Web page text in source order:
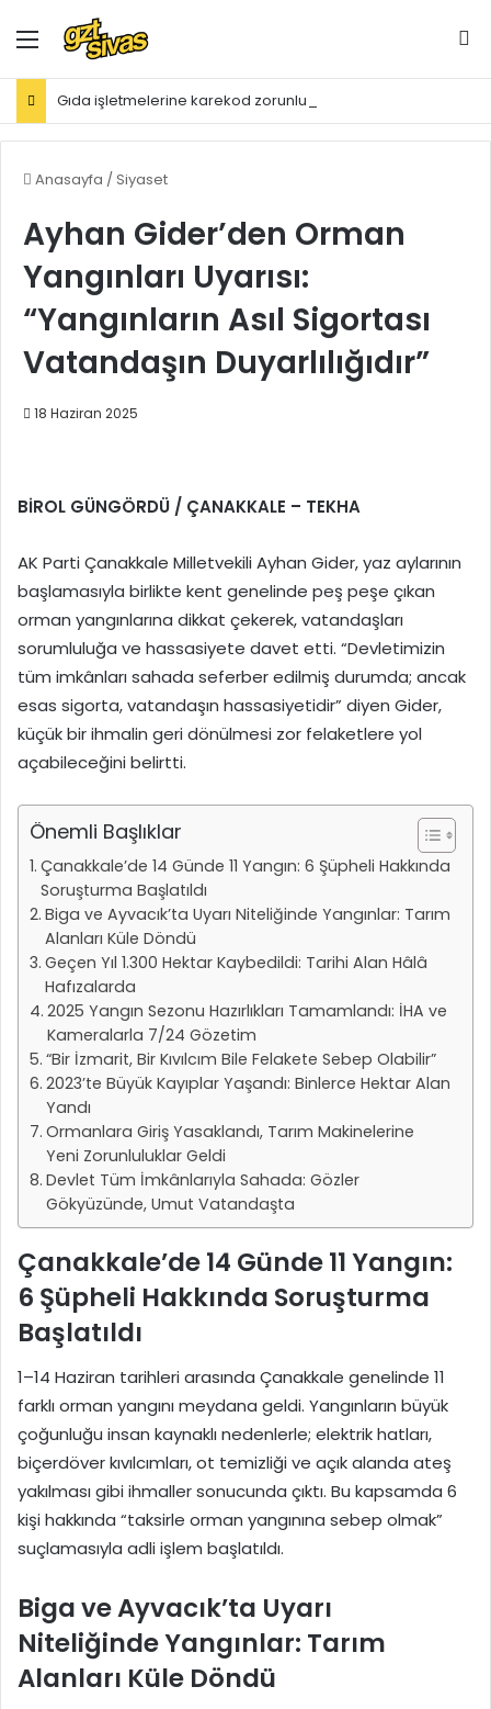
Menü
Gıda işletmelerine karekod zorunluluğu geldi
Anasayfa / Siyaset
Ayhan Gider’den Orman
Yangınları Uyarısı:
“Yangınların Asıl Sigortası
Vatandaşın Duyarlılığıdır”
18 Haziran 2025
BİROL GÜNGÖRDÜ / ÇANAKKALE – TEKHA
AK Parti Çanakkale Milletvekili Ayhan Gider, yaz aylarının
başlamasıyla birlikte kent genelinde peş peşe çıkan
orman yangınlarına dikkat çekerek, vatandaşları
sorumluluğa ve hassasiyete davet etti. “Devletimizin
tüm imkânları sahada seferber edilmiş durumda; ancak
esas sigorta, vatandaşın hassasiyetidir” diyen Gider,
küçük bir ihmalin geri dönülmesi zor felaketlere yol
açabileceğini belirtti.
Önemli Başlıklar
Çanakkale’de 14 Günde 11 Yangın: 6 Şüpheli Hakkında
Soruşturma Başlatıldı
Biga ve Ayvacık’ta Uyarı Niteliğinde Yangınlar: Tarım
Alanları Küle Döndü
Geçen Yıl 1.300 Hektar Kaybedildi: Tarihi Alan Hâlâ
Hafızalarda
2025 Yangın Sezonu Hazırlıkları Tamamlandı: İHA ve
Kameralarla 7/24 Gözetim
“Bir İzmarit, Bir Kıvılcım Bile Felakete Sebep Olabilir”
2023’te Büyük Kayıplar Yaşandı: Binlerce Hektar Alan
Yandı
Ormanlara Giriş Yasaklandı, Tarım Makinelerine
Yeni Zorunluluklar Geldi
Devlet Tüm İmkânlarıyla Sahada: Gözler
Gökyüzünde, Umut Vatandaşta
Çanakkale’de 14 Günde 11 Yangın:
6 Şüpheli Hakkında Soruşturma
Başlatıldı
1–14 Haziran tarihleri arasında Çanakkale genelinde 11
farklı orman yangını meydana geldi. Yangınların büyük
çoğunluğu insan kaynaklı nedenlerle; elektrik hatları,
biçerdöver kıvılcımları, ot temizliği ve açık alanda ateş
yakılması gibi ihmaller sonucunda çıktı. Bu kapsamda 6
kişi hakkında “taksirle orman yangınına sebep olmak”
suçlamasıyla adli işlem başlatıldı.
Biga ve Ayvacık’ta Uyarı
Niteliğinde Yangınlar: Tarım
Alanları Küle Döndü